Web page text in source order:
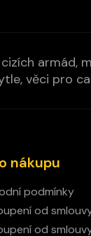
armád,
věci pro
nákupu
podmínky
od
od smlouvy